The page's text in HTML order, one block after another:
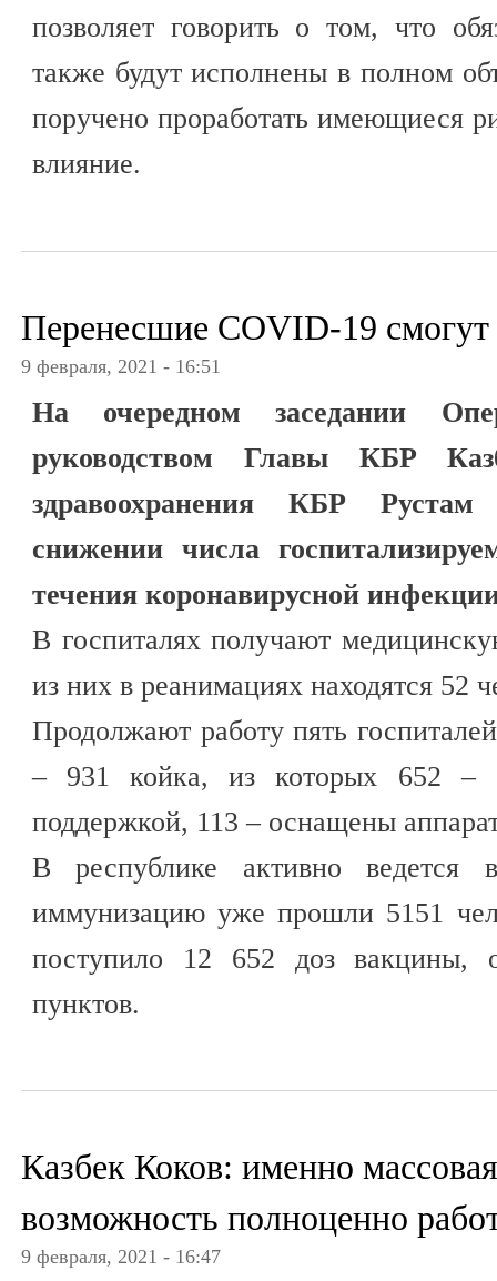
позволяет говорить о том, что
также будут исполнены в полном
поручено проработать имеющиеся
влияние.
Перенесшие COVID-19
9 февраля, 2021 - 16:51
На очередном заседании
руководством Главы КБР
здравоохранения КБР
снижении числа
течения коронавирусной
В госпиталях получают
из них в реанимациях находятся 52
Продолжают работу пять
– 931 койка, из которых 652 –
поддержкой, 113 – оснащены
В республике активно ведется
иммунизацию уже прошли 5151
поступило 12 652 доз вакцины,
пунктов.
Казбек Коков: именно
возможность полноценно
9 февраля, 2021 - 16:47